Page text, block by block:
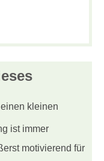
kleinen
ist immer
motivierend für